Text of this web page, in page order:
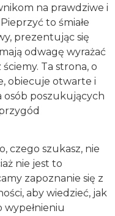
na prawdziwe i
to śmiałe
prezentując się
odwagę wyrażać
Ta strona, o
obiecuje otwarte i
poszukujących
czego szukasz, nie
nie jest to
zapoznanie się z
aby wiedzieć, jak
wypełnieniu